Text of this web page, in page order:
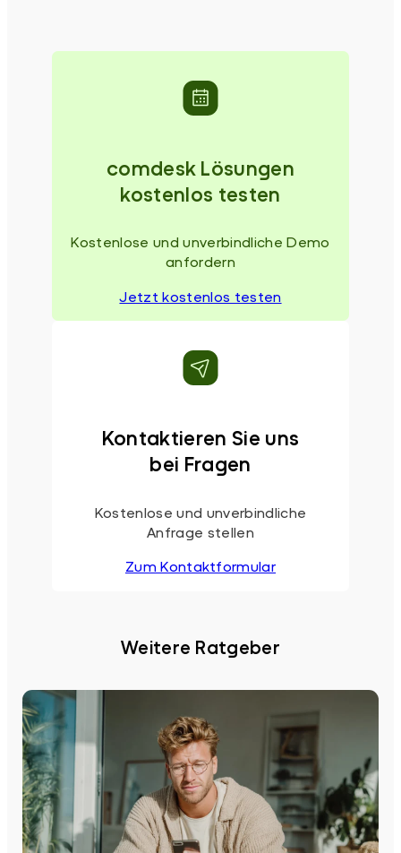
comdesk Lösungen
kostenlos testen
Kostenlose und unverbindliche Demo
anfordern
Jetzt kostenlos testen
Kontaktieren Sie uns
bei Fragen
Kostenlose und unverbindliche
Anfrage stellen
Zum Kontaktformular
Weitere Ratgeber